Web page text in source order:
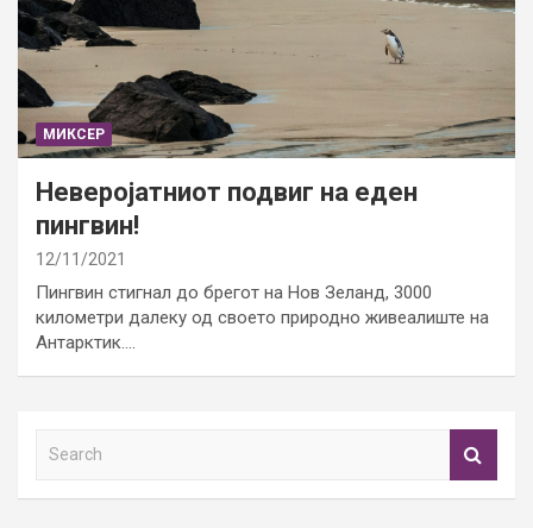
МИКСЕР
Неверојатниот подвиг на еден
пингвин!
12/11/2021
Пингвин стигнал до брегот на Нов Зеланд, 3000
километри далеку од своето природно живеалиште на
Антарктик.…